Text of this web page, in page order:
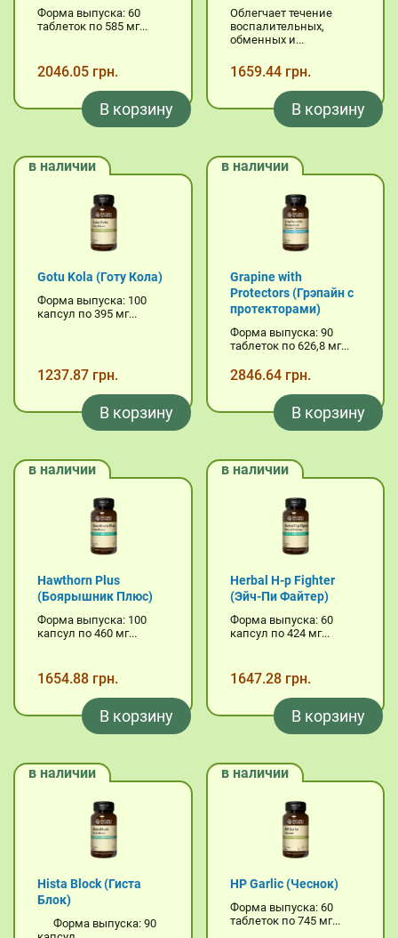
Форма выпуска: 60
таблеток по 585 мг...
2046.05 грн.
В корзину
Облегчает течение
воспалительных,
обменных и...
1659.44 грн.
В корзину
в наличии
Gotu Kola (Готу Кола)
Форма выпуска: 100
капсул по 395 мг...
1237.87 грн.
В корзину
в наличии
Grapine with
Protectors (Грэпайн с
протекторами)
Форма выпуска: 90
таблеток по 626,8 мг...
2846.64 грн.
В корзину
в наличии
Hawthorn Plus
(Боярышник Плюс)
Форма выпуска: 100
капсул по 460 мг...
1654.88 грн.
В корзину
в наличии
Herbal H-p Fighter
(Эйч-Пи Файтер)
Форма выпуска: 60
капсул по 424 мг...
1647.28 грн.
В корзину
в наличии
Hista Block (Гиста
Блок)
Форма выпуска: 90
в наличии
HP Garlic (Чеснок)
Форма выпуска: 60
таблеток по 745 мг...